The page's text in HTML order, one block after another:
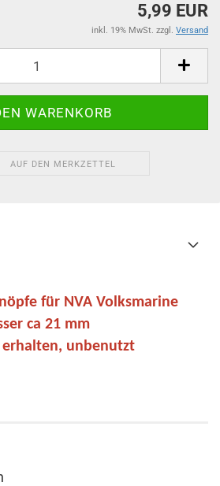
5,99 EUR
inkl. 19% MwSt. zzgl. Versand
AUF DEN MERKZETTEL
für NVA Volksmarine
ca 21 mm
unbenutzt